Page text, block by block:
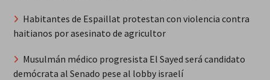
Habitantes de Espaillat protestan con violencia contra
haitianos por asesinato de agricultor
Musulmán médico progresista El Sayed será candidato
demócrata al Senado pese al lobby israelí